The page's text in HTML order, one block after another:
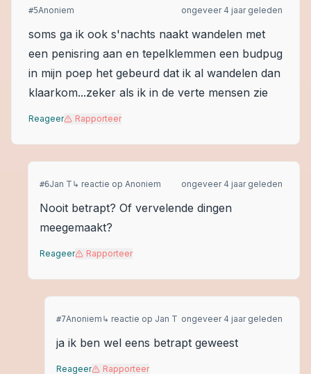
#5Anoniem ongeveer 4 jaar geleden
soms ga ik ook s'nachts naakt wandelen met
een penisring aan en tepelklemmen een budpug
in mijn poep het gebeurd dat ik al wandelen dan
klaarkom...zeker als ik in de verte mensen zie
Reageer Rapporteer
#6Jan T ↳ reactie op Anoniem ongeveer 4 jaar geleden
Nooit betrapt? Of vervelende dingen
meegemaakt?
Reageer Rapporteer
#7Anoniem ↳ reactie op Jan T ongeveer 4 jaar geleden
ja ik ben wel eens betrapt geweest
Reageer Rapporteer